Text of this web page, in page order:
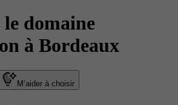
domaine
à Bordeaux
M’aider à choisir